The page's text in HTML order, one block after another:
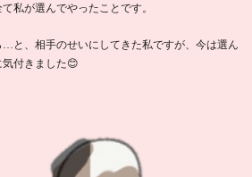
私が選んでやったことです。
と、相手のせいにしてきた私ですが、今は選ん
付きました😊